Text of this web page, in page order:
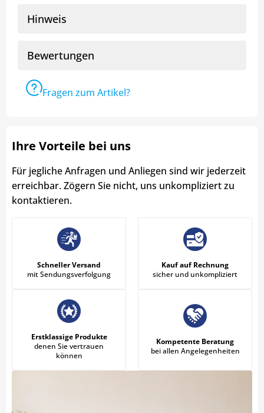
Hinweis
Bewertungen
Fragen zum Artikel?
Ihre Vorteile bei uns
Für jegliche Anfragen und Anliegen sind wir jederzeit
erreichbar. Zögern Sie nicht, uns unkompliziert zu
kontaktieren.
Schneller Versand
mit Sendungsverfolgung
Kauf auf Rechnung
sicher und unkompliziert
Erstklassige Produkte
denen Sie vertrauen
können
Kompetente Beratung
bei allen Angelegenheiten